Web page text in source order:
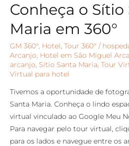
Conheça o Sítio
Maria em 360°
GM 360°, Hotel, Tour 360° /
Arcanjo, Hotel em São Miguel
arcanjo, Sítio Santa Maria, Tour
Virtual para hotel
Tivemos a oportunidade de
Santa Maria. Conheça o lindo
virtual vinculado ao Google Meu
Para navegar pelo tour virtual,
para os lados e navegue entre os